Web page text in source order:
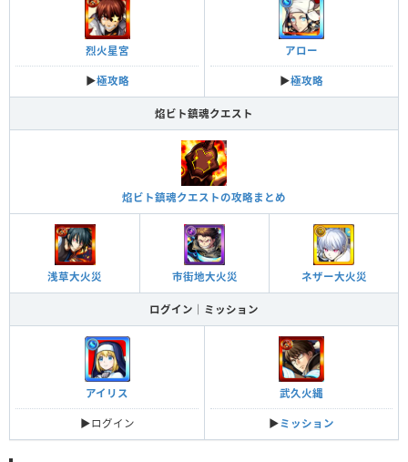
烈火星宮
▶︎極攻略
アロー
▶︎極攻略
焰ビト鎮魂クエスト
焰ビト鎮魂クエストの攻略まとめ
浅草大火災 市街地大火災 ネザー大火災
ログイン｜ミッション
アイリス
▶︎ログイン
武久火縄
▶︎ミッション